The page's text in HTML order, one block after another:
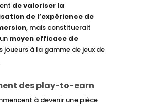
de valoriser la
de l’expérience de
, mais constituerait
moyen efficace de
joueurs à la gamme de jeux de
des play-to-earn
à devenir une pièce